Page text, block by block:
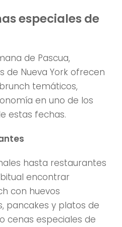
especiales de
de Pascua,
de Nueva York ofrecen
temáticos,
en uno de los
estas fechas.
hasta restaurantes
encontrar
con huevos
pancakes y platos de
cenas especiales de